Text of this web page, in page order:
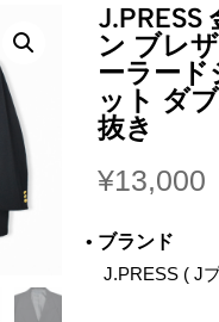
J.PRESS
ン ブレ
ーラード
ット ダ
抜き
¥13,000
• ブランド
J.PRESS ( J